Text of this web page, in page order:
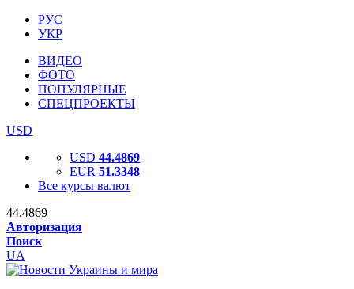
РУС
УКР
ВИДЕО
ФОТО
ПОПУЛЯРНЫЕ
СПЕЦПРОЕКТЫ
USD
USD 44.4869
EUR 51.3348
Все курсы валют
44.4869
Авторизация
Поиск
UA